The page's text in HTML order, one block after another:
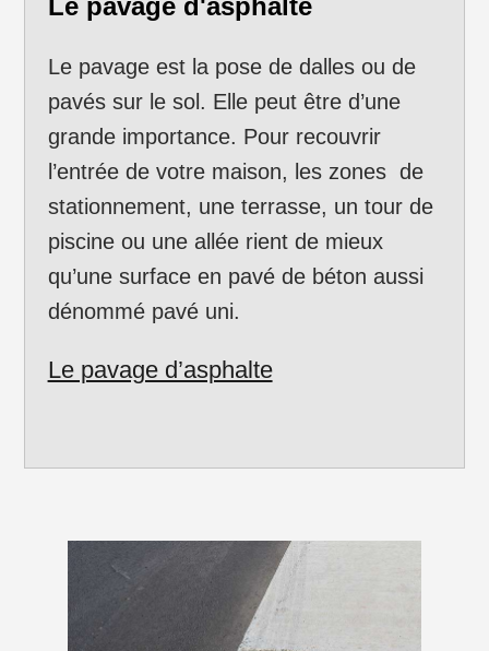
Le pavage d'asphalte
Le pavage est la pose de dalles ou de
pavés sur le sol. Elle peut être d’une
grande importance. Pour recouvrir
l’entrée de votre maison, les zones de
stationnement, une terrasse, un tour de
piscine ou une allée rient de mieux
qu’une surface en pavé de béton aussi
dénommé pavé uni.
Le pavage d’asphalte